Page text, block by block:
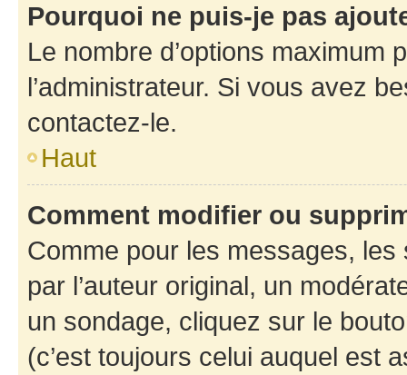
Pourquoi ne puis-je pas
Le nombre d’options maximum
l’administrateur. Si vous avez
contactez-le.
Haut
Comment modifier ou
Comme pour les messages,
par l’auteur original, un
un sondage, cliquez sur le
(c’est toujours celui auquel est